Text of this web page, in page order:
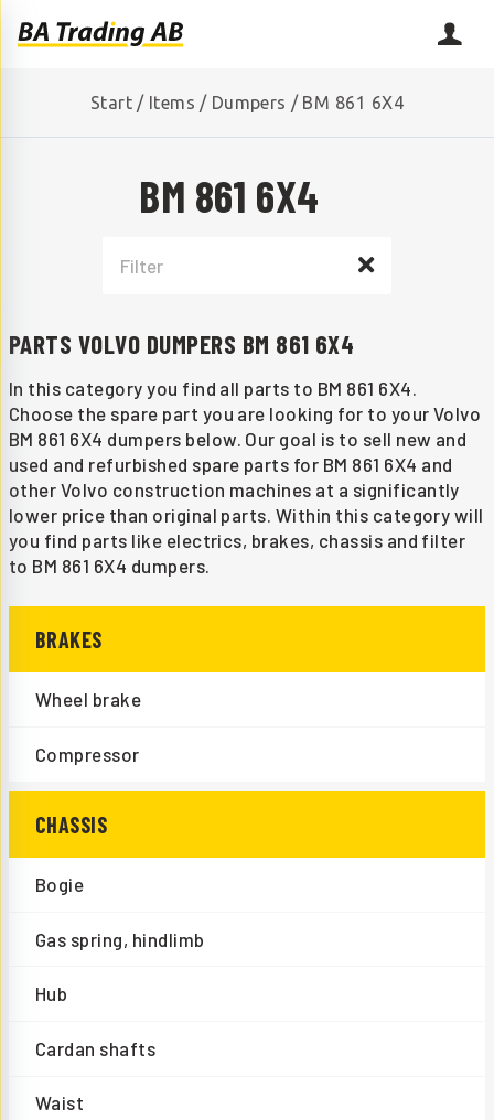
Start / Items / Dumpers / BM 861 6X4
BM 861 6X4
PARTS VOLVO DUMPERS BM 861 6X4
In this category you find all parts to BM 861 6X4.
Choose the spare part you are looking for to your Volvo
BM 861 6X4 dumpers below. Our goal is to sell new and
used and refurbished spare parts for BM 861 6X4 and
other Volvo construction machines at a significantly
lower price than original parts. Within this category will
you find parts like electrics, brakes, chassis and filter
to BM 861 6X4 dumpers.
BRAKES
Wheel brake
Compressor
CHASSIS
Bogie
Gas spring, hindlimb
Hub
Cardan shafts
Waist